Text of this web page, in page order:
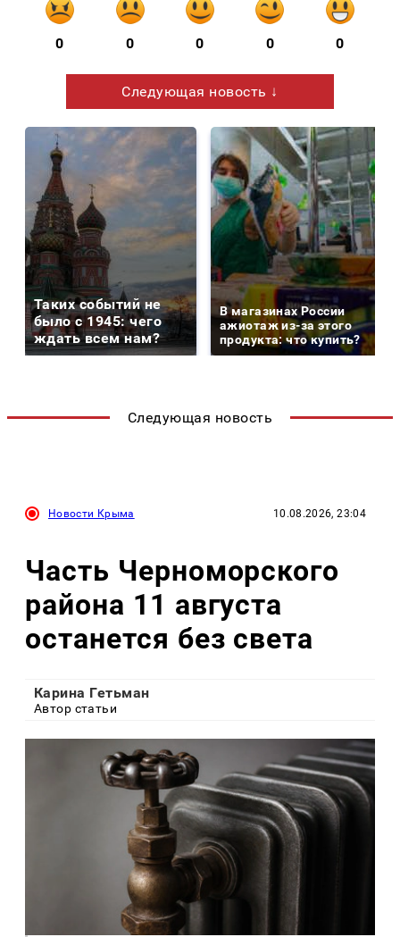
0 0 0 0 0
Следующая новость ↓
Таких событий не
было с 1945: чего
ждать всем нам?
В магазинах России
ажиотаж из-за этого
продукта: что купить?
Следующая новость
Новости Крыма 10.08.2026, 23:04
Часть Черноморского
района 11 августа
останется без света
Карина Гетьман
Автор статьи